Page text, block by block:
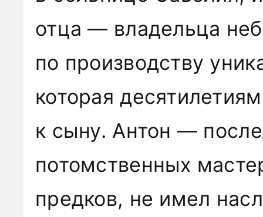
отца — владельца
по производству
которая
к сыну. Антон —
потомственных
предков, не имел